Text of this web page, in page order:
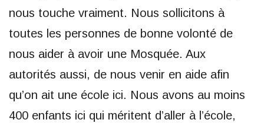
nous touche vraiment. Nous sollicitons à
toutes les personnes de bonne volonté de
nous aider à avoir une Mosquée. Aux
autorités aussi, de nous venir en aide afin
qu’on ait une école ici. Nous avons au moins
400 enfants ici qui méritent d’aller à l’école,